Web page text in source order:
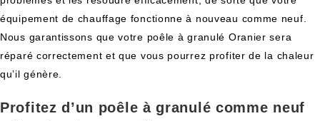
équipement de chauffage fonctionne à nouveau comme neuf.
Nous garantissons que votre poêle à granulé Oranier sera
réparé correctement et que vous pourrez profiter de la chaleur
qu’il génère.
Profitez d’un poêle à granulé comme neuf